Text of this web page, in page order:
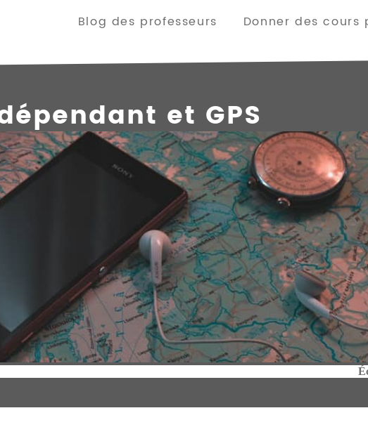
Blog des professeurs Donner des
et GPS